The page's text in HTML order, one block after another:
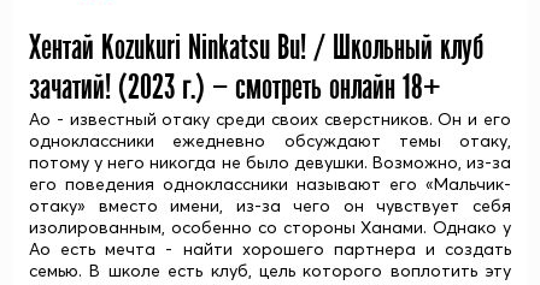
Хентай Kozukuri Ninkatsu Bu! / Школьный клуб
зачатий! (2023 г.) — смотреть онлайн 18+
Ао - известный отаку среди своих сверстников. Он и его
одноклассники ежедневно обсуждают темы отаку,
потому у него никогда не было девушки. Возможно, из-за
его поведения одноклассники называют его «Мальчик-
отаку» вместо имени, из-за чего он чувствует себя
изолированным, особенно со стороны Ханами. Однако у
Ао есть мечта - найти хорошего партнера и создать
семью. В школе есть клуб, цель которого воплотить эту